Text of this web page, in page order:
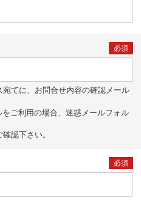
必須
てに、お問合せ内容の確認メール
ご利用の場合、迷惑メールフォル
認下さい。
必須